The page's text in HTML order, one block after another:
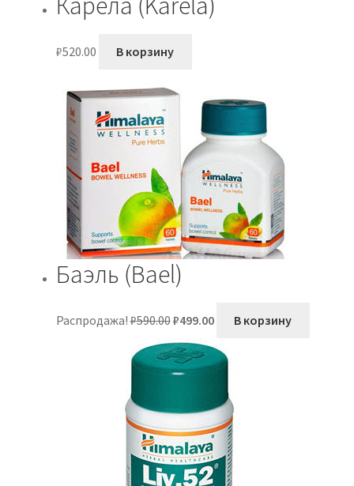
₽520.00 В корзину
Баэль (Bael)
Распродажа!₽590.00
составляла
₽590.00.
₽499.00
₽499.00.
В корзину